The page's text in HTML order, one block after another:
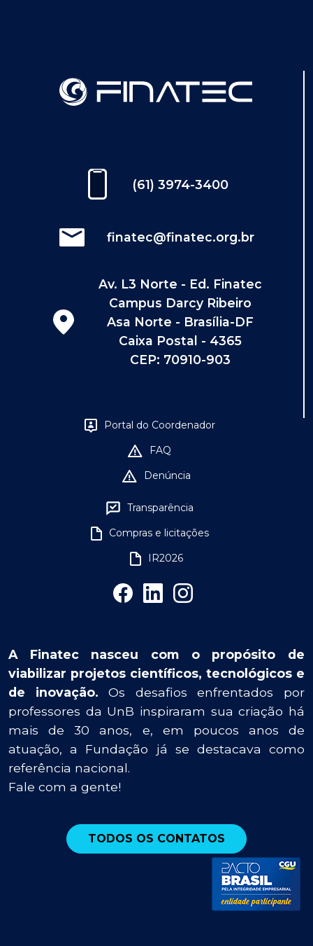
(61) 3974-3400
finatec@finatec.org.br
Av. L3 Norte - Ed. Finatec
Campus Darcy Ribeiro
Asa Norte - Brasília-DF
Caixa Postal - 4365
CEP: 70910-903
Portal do Coordenador
FAQ
Denúncia
Transparência
Compras e licitações
IR2026
A Finatec nasceu com o propósito de
viabilizar projetos científicos, tecnológicos e
de inovação. Os desafios enfrentados por
professores da UnB inspiraram sua criação há
mais de 30 anos, e, em poucos anos de
atuação, a Fundação já se destacava como
referência nacional.
Fale com a gente!
TODOS OS CONTATOS